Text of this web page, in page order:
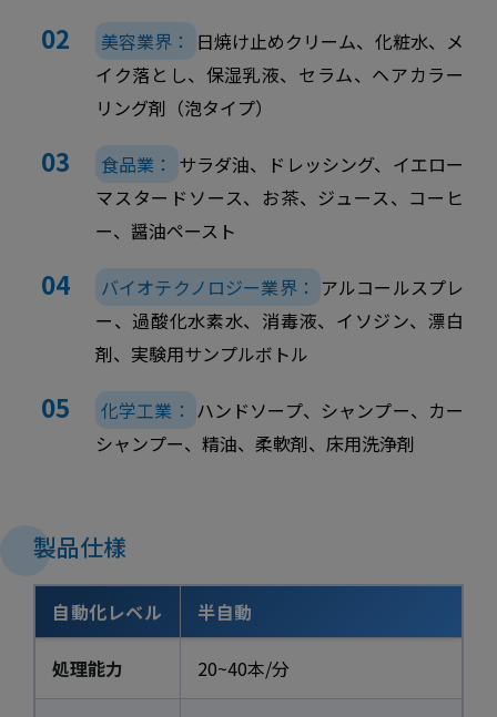
美容業界：
日焼け止めクリーム、化粧水、メ
イク落とし、保湿乳液、セラム、ヘアカラー
リング剤（泡タイプ）
食品業： サラダ油、ドレッシング、イエロー
マスタードソース、お茶、ジュース、コーヒ
ー、醤油ペースト
バイオテクノロジー業界： アルコールスプレ
ー、過酸化水素水、消毒液、イソジン、漂白
剤、実験用サンプルボトル
化学工業： ハンドソープ、シャンプー、カー
シャンプー、精油、柔軟剤、床用洗浄剤
製品仕樣
自動化レベル 半自動
処理能力 20~40本/分